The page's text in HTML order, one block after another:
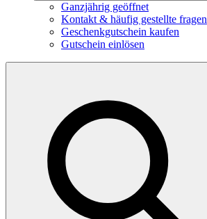
Ganzjährig geöffnet
Kontakt & häufig gestellte fragen
Geschenkgutschein kaufen
Gutschein einlösen